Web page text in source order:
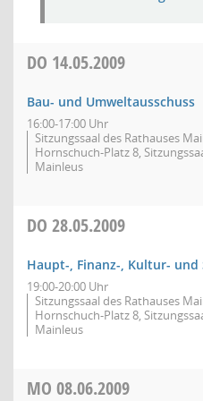
DO 14.05.2009
Bau- und Umweltausschuss
16:00-17:00 Uhr
Sitzungssaal des Rathauses
Hornschuch-Platz 8,
Mainleus
DO 28.05.2009
Haupt-, Finanz-, Kultur- und
19:00-20:00 Uhr
Sitzungssaal des Rathauses
Hornschuch-Platz 8,
Mainleus
MO 08.06.2009